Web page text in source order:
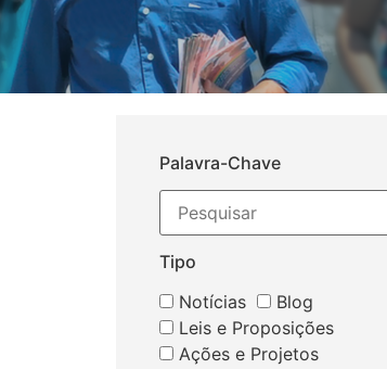
Palavra-Chave
Tipo
Notícias
Blog
Leis e Proposições
Ações e Projetos